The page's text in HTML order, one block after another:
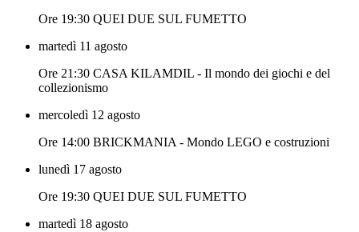
Ore 19:30 QUEI DUE SUL FUMETTO
martedì 11 agosto
Ore 21:30 CASA KILAMDIL - Il mondo dei giochi e del
collezionismo
mercoledì 12 agosto
Ore 14:00 BRICKMANIA - Mondo LEGO e costruzioni
lunedì 17 agosto
Ore 19:30 QUEI DUE SUL FUMETTO
martedì 18 agosto